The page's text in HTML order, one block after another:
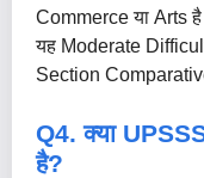
Commerce या Arts
यह Moderate
Section
Q4. क्या
है?